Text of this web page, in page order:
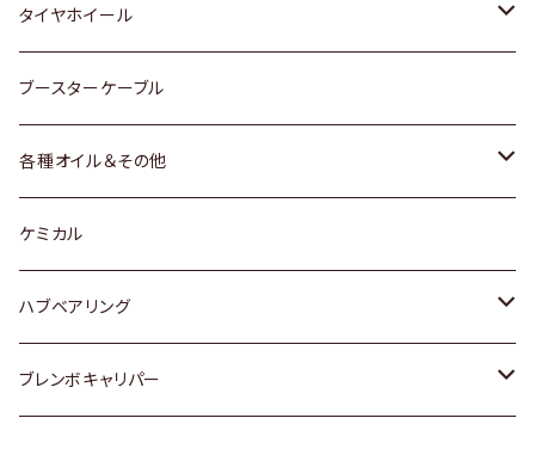
スバル
レクサス
三菱
スバル
ダイハツ
マツダ
三菱
スバル
ダイハツ
スバル
日産
ダイハツ
マツダ
日産
ダイハツ
マツダ
スバル
マツダ
タイヤホイール
トヨタ
ホンダ
スズキ
日産
ダイハツ
ブースターケーブル
各種オイル＆その他
ディーデル洗浄添加剤
ケミカル
ハブベアリング
トヨタ
ブレンボキャリパー